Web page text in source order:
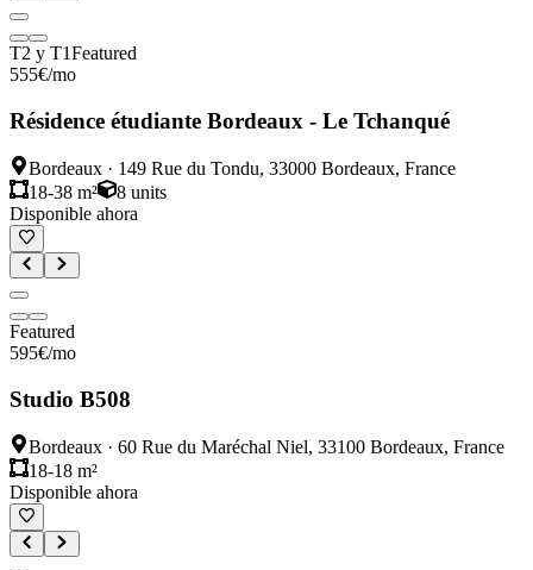
T2 y T1Featured
555€/mo
Résidence étudiante Bordeaux - Le Tchanqué
Bordeaux · 149 Rue du Tondu, 33000 Bordeaux, France
18-38 m²
8 units
Disponible ahora
Featured
595€/mo
Studio B508
Bordeaux · 60 Rue du Maréchal Niel, 33100 Bordeaux, France
18-18 m²
Disponible ahora